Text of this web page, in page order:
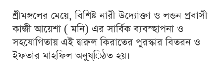
শ্রীমঙ্গলের মেয়ে, বিশিষ্ট নারী উদ্যােক্তা ও লন্ডন প্রবাসী
কাজী আয়েশা ( মনি) এর সার্বিক ব্যবস্হাপনা ও
সহযোগিতায় এই দ্বারুল কিরাতের পুরস্কার বিতরন ও
ইফতার মাহফিল অনু্ষ্িঠত হয়।